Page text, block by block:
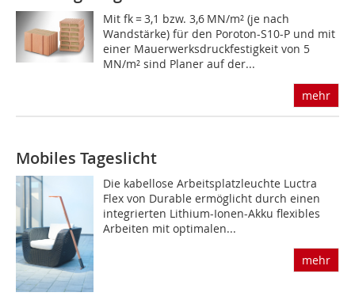
Mit fk = 3,1 bzw. 3,6 MN/m² (je nach
Wandstärke) für den Poroton-S10-P und mit
einer Mauerwerksdruck­festigkeit von 5
MN/m² sind Planer auf der...
mehr
Mobiles Tageslicht
Die kabellose Arbeitsplatzleuchte Luctra
Flex von Durable ermöglicht durch einen
integrierten Lithium-Ionen-Akku flexibles
Arbeiten mit optimalen...
mehr